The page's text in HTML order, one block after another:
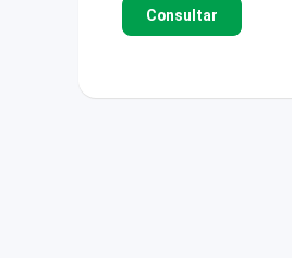
Consultar